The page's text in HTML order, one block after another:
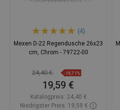
(4)
Mexen D-22 Regendusche 26x23
cm, Chrom - 79722-00
24,40 € -19,71%
19,59 €
Katalogpreis: 24,40 €
Niedrigster Preis: 19,59 €